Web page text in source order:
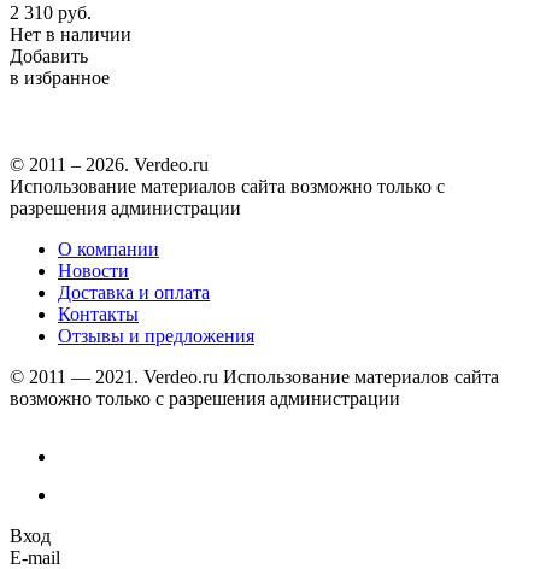
2 310 руб.
Нет в наличии
Добавить
в избранное
© 2011 – 2026. Verdeo.ru
Использование материалов сайта возможно только с
разрешения администрации
О компании
Новости
Доставка и оплата
Контакты
Отзывы и предложения
© 2011 — 2021. Verdeo.ru Использование материалов сайта
возможно только с разрешения администрации
Вход
E-mail